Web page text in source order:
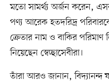
মতো সামর্থ্য অর্জন করেন,
পণ্য আরেক হতদরিদ্র
ক্রেতার নাম ও বাকির
নিয়েছেন স্বেচ্ছাসেবীরা।
তাঁরা আরও জানান, বিদ্যানন্দ